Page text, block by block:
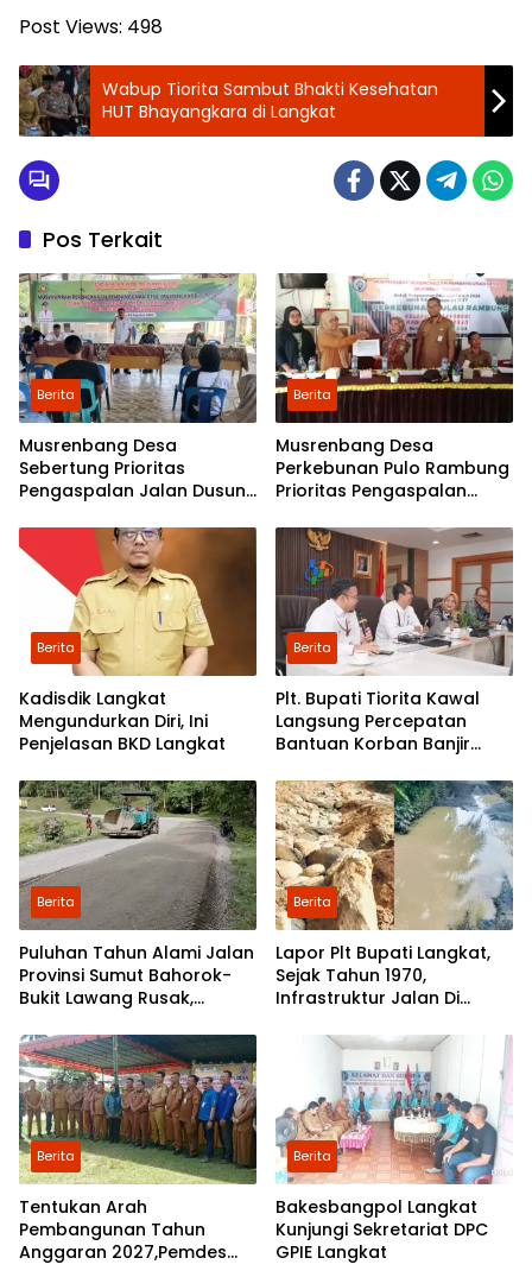
Post Views: 498
Wabup Tiorita Sambut Bhakti Kesehatan
HUT Bhayangkara di Langkat
Pos Terkait
Berita
Musrenbang Desa
Sebertung Prioritas
Pengaspalan Jalan Dusun
Berita
Musrenbang Desa
Perkebunan Pulo Rambung
Prioritas Pengaspalan
Dusun Pondok Boyan
Berita
Kadisdik Langkat
Mengundurkan Diri, Ini
Penjelasan BKD Langkat
Berita
Plt. Bupati Tiorita Kawal
Langsung Percepatan
Bantuan Korban Banjir
Berita
Puluhan Tahun Alami Jalan
Provinsi Sumut Bahorok-
Bukit Lawang Rusak,
Perbaikan
Berita
Lapor Plt Bupati Langkat,
Sejak Tahun 1970,
Infrastruktur Jalan Di
Diperhatikan Pemerintah
Kabupaten Langkat
Berita
Tentukan Arah
Pembangunan Tahun
Anggaran 2027,Pemdes
Berita
Bakesbangpol Langkat
Kunjungi Sekretariat DPC
GPIE Langkat